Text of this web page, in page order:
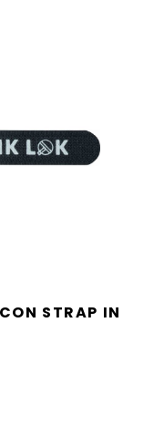
STRAP IN